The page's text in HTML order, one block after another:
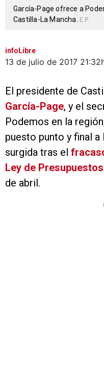
García-Page ofrece a
Castilla-La Mancha.
E.P.
infoLibre
13 de julio de 2017
El presidente de
García-Page, y el
Podemos en la
puesto punto y final
surgida tras el
Ley de
de abril.